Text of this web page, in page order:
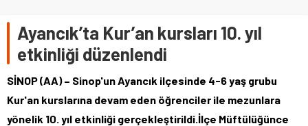
Ayancık’ta Kur’an kursları 10. yıl
etkinliği düzenlendi
SİNOP (AA) – Sinop'un Ayancık ilçesinde 4-6 yaş grubu
Kur'an kurslarına devam eden öğrenciler ile mezunlara
yönelik 10. yıl etkinliği gerçekleştirildi.İlçe Müftülüğünce